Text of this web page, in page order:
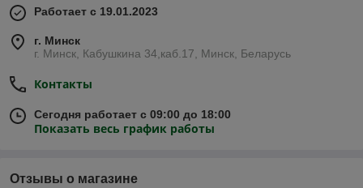
Работает с 19.01.2023
г. Минск
г. Минск, Кабушкина 34,каб.17, Минск, Беларусь
Контакты
Сегодня работает с 09:00 до 18:00
Показать весь график работы
Отзывы о магазине